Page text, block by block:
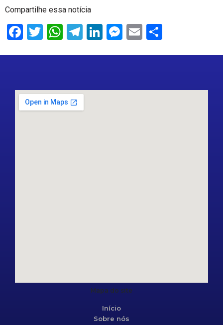
Compartilhe essa notícia
Facebook
Twitter
WhatsApp
Telegram
LinkedIn
Messenger
Email
Mapa do site
Início
Sobre nós